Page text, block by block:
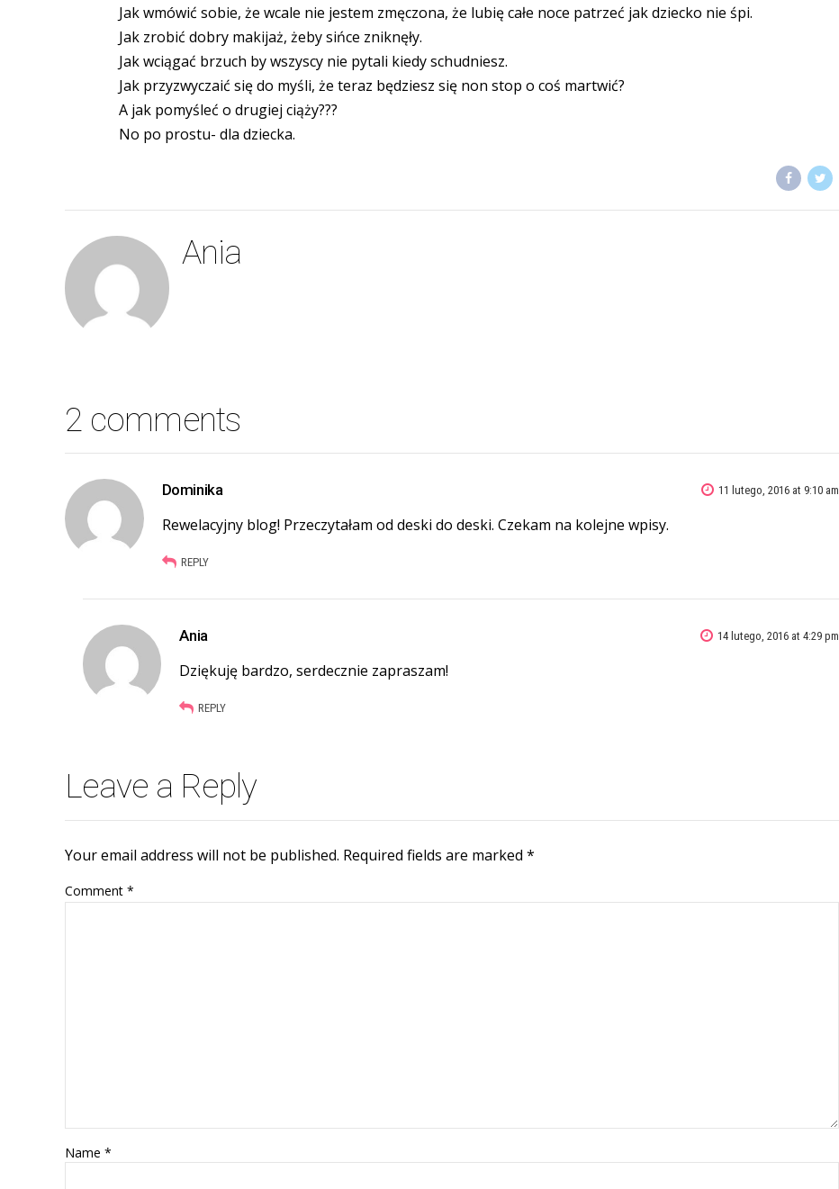
Jak wmówić sobie, że wcale nie jestem zmęczona, że lubię całe noce patrzeć jak dziecko nie śpi.
Jak zrobić dobry makijaż, żeby sińce zniknęły.
Jak wciągać brzuch by wszyscy nie pytali kiedy schudniesz.
Jak przyzwyczaić się do myśli, że teraz będziesz się non stop o coś martwić?
A jak pomyśleć o drugiej ciąży???
No po prostu- dla dziecka.
Ania
2 comments
Dominika 11 lutego, 2016 at 9:10 am
Rewelacyjny blog! Przeczytałam od deski do deski. Czekam na kolejne wpisy.
REPLY
Ania 14 lutego, 2016 at 4:29 pm
Dziękuję bardzo, serdecznie zapraszam!
REPLY
Leave a Reply
Your email address will not be published. Required fields are marked *
Comment *
Name *